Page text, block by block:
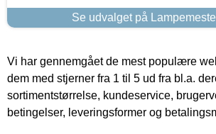
Se udvalget på
Vi har gennemgået de mest populære
dem med stjerner fra 1 til 5 ud fra bl.a.
sortimentstørrelse, kundeservice,
betingelser, leveringsformer og